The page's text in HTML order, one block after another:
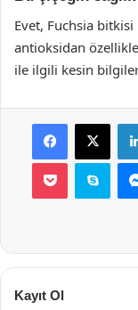
Evet, Fuchsia bitkisi
antioksidan
ile ilgili kesin
Facebook
X
Pocket
Kayıt Ol